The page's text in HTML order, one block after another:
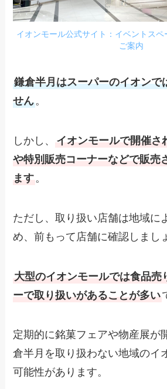
イオンモール公式サイト：イベントス
ご案内
鎌倉半月はスーパーのイオンで
せん。
しかし、
イオンモールで開催さ
や特別販売コーナーなどで販売
ます 。
ただし、取り扱い店舗は地域に
め、前もって店舗に確認しまし
大型のイオンモールでは食品売
ーで取り扱いがあることが多い
定期的に銘菓フェアや物産展が
倉半月を取り扱わない地域のイ
可能性があります。